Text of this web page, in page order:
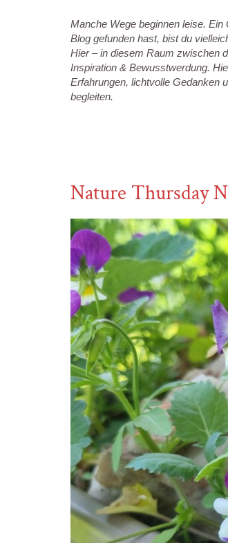
Manche Wege beginnen leise. Ein
Blog gefunden hast, bist du
Hier – in diesem Raum zwischen
Inspiration & Bewusstwerdung.
Erfahrungen, lichtvolle Gedanken
begleiten.
Nature Thursday